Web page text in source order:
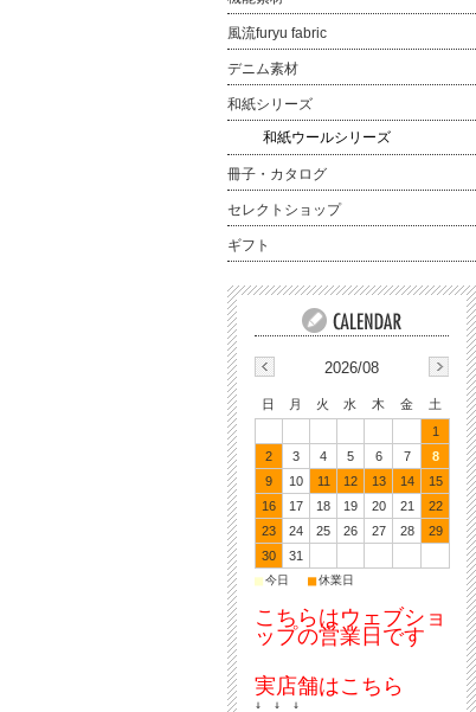
風流furyu fabric
デニム素材
和紙シリーズ
和紙ウールシリーズ
冊子・カタログ
セレクトショップ
ギフト
2026/08
日 月 火 水 木 金
土
1
2
3 4 5 6 7
8
9
10 11 12 13 14
15
16
17 18 19 20 21
22
23
24 25 26 27 28
29
30
31
■今日 ■休業日
こちらはウェブショ
ップの営業日です
実店舗はこちら
↓ ↓ ↓